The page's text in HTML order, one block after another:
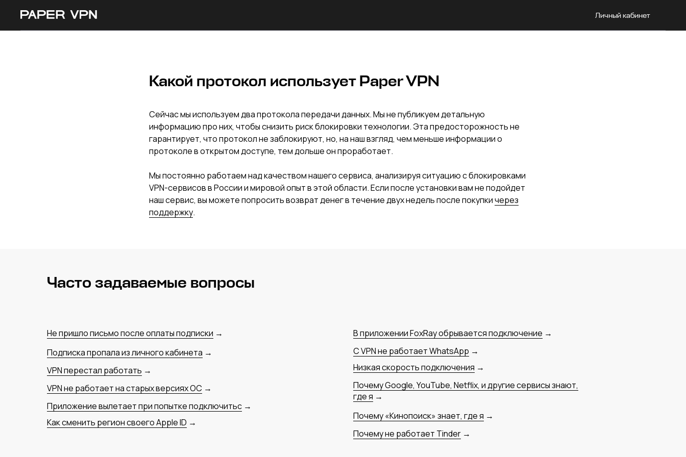
Личный кабинет
Какой протокол использует Paper VPN
Сейчас мы используем два протокола передачи данных. Мы не публикуем детальную
информацию про них, чтобы снизить риск блокировки технологии. Эта предосторожность не
гарантирует, что протокол не заблокируют, но, на наш взгляд, чем меньше информации о
протоколе в открытом доступе, тем дольше он проработает.
Мы постоянно работаем над качеством нашего сервиса, анализируя ситуацию с блокировками
VPN-сервисов в России и мировой опыт в этой области. Если после установки вам не подойдет
наш сервис, вы можете попросить возврат денег в течение двух недель после покупкичерез
поддержку.
Часто задаваемые вопросы
Не пришло письмо после оплаты подписки →
Подписка пропала из личного кабинета →
VPN перестал работать →
VPN не работает на старых версиях ОС →
Приложение вылетает при попытке подключитьс →
Как сменить регион своего Apple ID →
В приложении FoxRay обрывается подключение →
С VPN не работает WhatsApp →
Низкая скорость подключения →
Почему Google, YouTube, Netflix, и другие сервисы знают,
где я →
Почему «Кинопоиск» знает, где я →
Почему не работает Tinder →